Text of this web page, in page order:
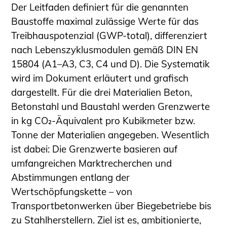
Der Leitfaden definiert für die genannten
Baustoffe maximal zulässige Werte für das
Treibhauspotenzial (GWP-total), differenziert
nach Lebenszyklusmodulen gemäß DIN EN
15804 (A1–A3, C3, C4 und D). Die Systematik
wird im Dokument erläutert und grafisch
dargestellt. Für die drei Materialien Beton,
Betonstahl und Baustahl werden Grenzwerte
in kg CO₂-Äquivalent pro Kubikmeter bzw.
Tonne der Materialien angegeben. Wesentlich
ist dabei: Die Grenzwerte basieren auf
umfangreichen Marktrecherchen und
Abstimmungen entlang der
Wertschöpfungskette – von
Transportbetonwerken über Biegebetriebe bis
zu Stahlherstellern. Ziel ist es, ambitionierte,